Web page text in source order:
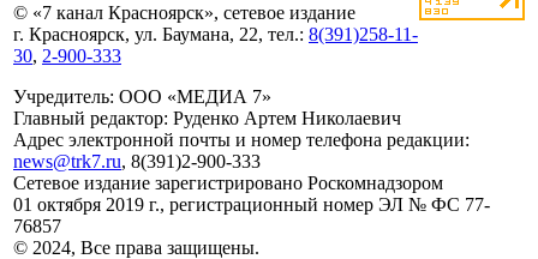
© «7 канал Красноярск», сетевое издание
г. Красноярск, ул. Баумана, 22, тел.: 8(391)258-11-
30, 2-900-333
Учредитель: ООО «МЕДИА 7»
Главный редактор: Руденко Артем Николаевич
Адрес электронной почты и номер телефона редакции:
news@trk7.ru, 8(391)2-900-333
Сетевое издание зарегистрировано Роскомнадзором
01 октября 2019 г., регистрационный номер ЭЛ № ФС 77-
76857
© 2024, Все права защищены.